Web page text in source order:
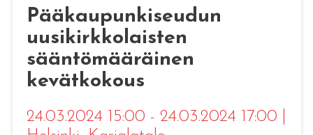
Pääkaupunkiseudun
uusikirkkolaisten
sääntömääräinen
kevätkokous
24.03.2024 15:00 - 24.03.2024 17:00